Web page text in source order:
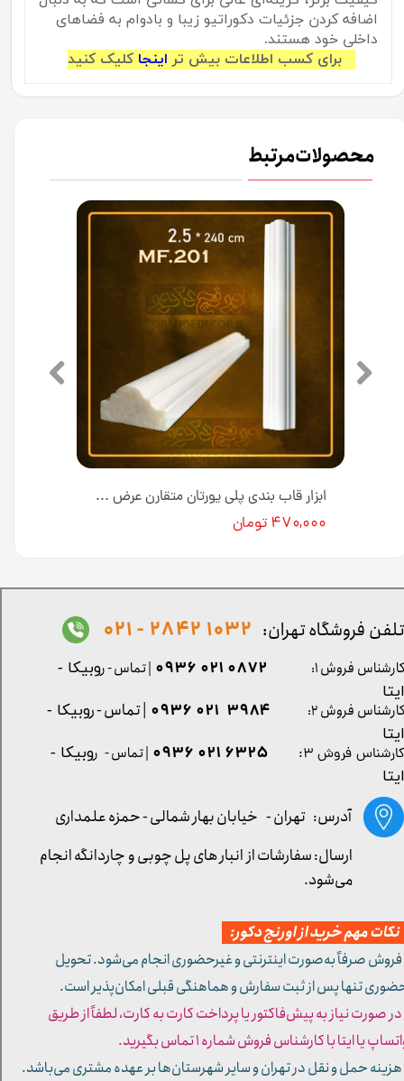
اضافه کردن جزئیات دکوراتیو زیبا و بادوام به فضاهای
داخلی خود هستند.
برای کسب اطلاعات بیش تر اینجا کلیک کنید
محصولات مرتبط
ابزار قاب بندی پلی یورتان متقارن عرض 2 سانت M.F201 [انبار کرج]
۴۷۰,۰۰۰ تومان
کارشناس فروش ۳: ۶۳۲۵ ۰۲۱ ۰۹۳۶ | تماس - روبیکا -
ایتا
آدرس: تهران - خیابان بهار شمالی - حمزه علمداری
تلفن فروشگاه تهران: 1032 2842 - 021
مهم خرید از اورنج دکور:
صرفاً به‌صورت اینترنتی و غیرحضوری انجام می‌شود. تحویل
تنها پس از ثبت سفارش و هماهنگی قبلی امکان‌پذیر است.
صورت نیاز به پیش‌فاکتور یا پرداخت کارت به کارت، لطفاً از طریق
یا ایتا با کارشناس فروش شماره ۱ تماس بگیرید.
حمل و نقل در تهران و سایر شهرستان‌ها بر عهده مشتری می‌باشد.
کارشناس فروش ۱: 0872 021 0936 | تماس - روبیکا -
ایتا
کارشناس فروش ۲:
۳۹۸۴ ۰۲۱ ۰۹۳۶ | تماس - روبیکا -
ایتا
ارسال: سفارشات از انبار های پل چوبی و چاردانگه انجام
می‌شود.